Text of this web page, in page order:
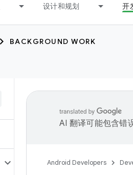
设计和规划 开
BACKGROUND WORK
AI 翻译可能包含错
Android Developers